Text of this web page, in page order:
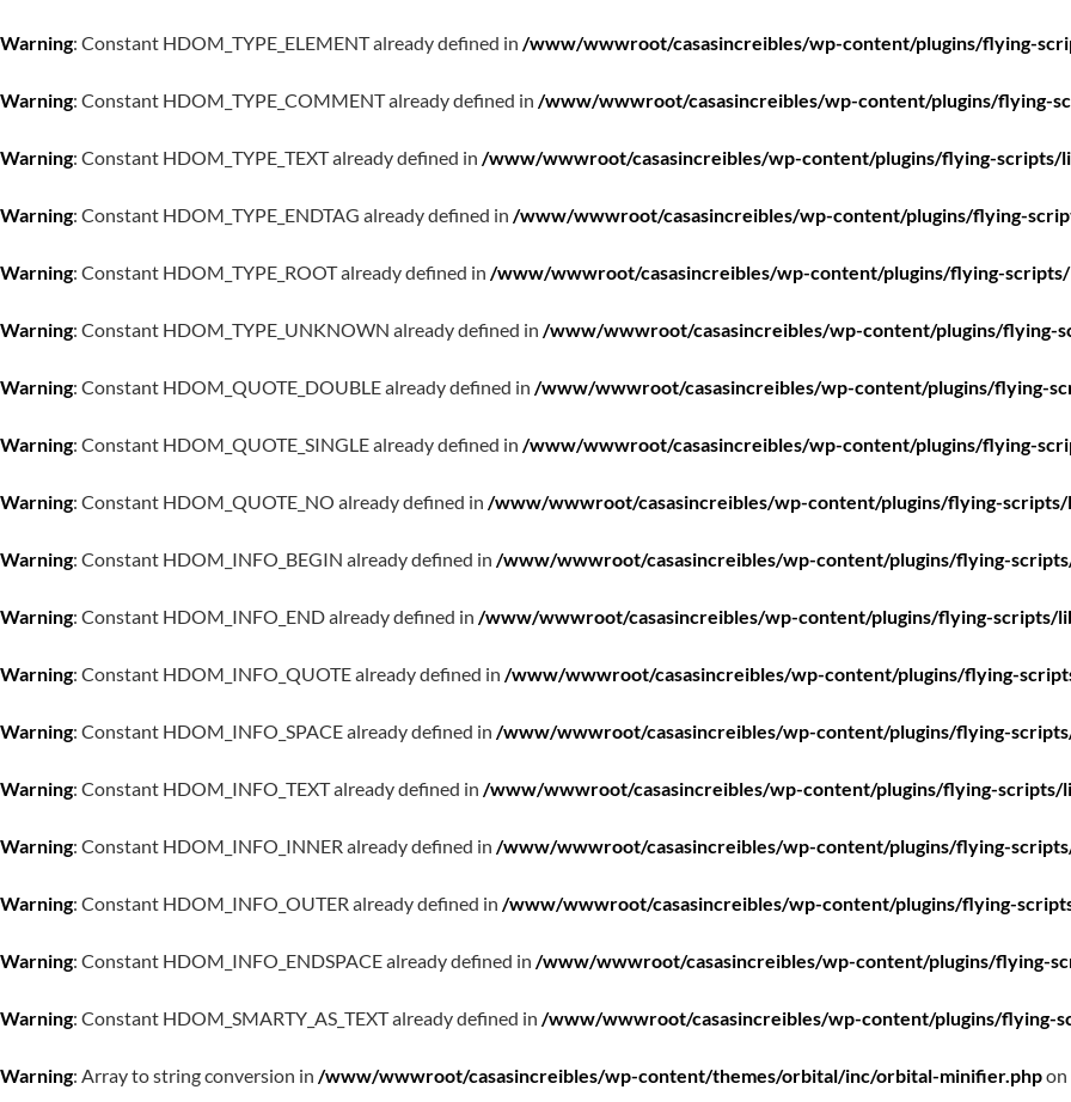
Warning: Constant HDOM_TYPE_ELEMENT already defined in /www/wwwroot/casasincreibles/wp-content/plugins/flying-
Warning: Constant HDOM_TYPE_COMMENT already defined in /www/wwwroot/casasincreibles/wp-content/plugins/flying-
Warning: Constant HDOM_TYPE_TEXT already defined in /www/wwwroot/casasincreibles/wp-content/plugins/flying-scripts/
Warning: Constant HDOM_TYPE_ENDTAG already defined in /www/wwwroot/casasincreibles/wp-content/plugins/flying-
Warning: Constant HDOM_TYPE_ROOT already defined in /www/wwwroot/casasincreibles/wp-content/plugins/flying-
Warning: Constant HDOM_TYPE_UNKNOWN already defined in /www/wwwroot/casasincreibles/wp-content/plugins/flying-
Warning: Constant HDOM_QUOTE_DOUBLE already defined in /www/wwwroot/casasincreibles/wp-content/plugins/flying-
Warning: Constant HDOM_QUOTE_SINGLE already defined in /www/wwwroot/casasincreibles/wp-content/plugins/flying-
Warning: Constant HDOM_QUOTE_NO already defined in /www/wwwroot/casasincreibles/wp-content/plugins/flying-scripts/
Warning: Constant HDOM_INFO_BEGIN already defined in /www/wwwroot/casasincreibles/wp-content/plugins/flying-
Warning: Constant HDOM_INFO_END already defined in /www/wwwroot/casasincreibles/wp-content/plugins/flying-scripts/
Warning: Constant HDOM_INFO_QUOTE already defined in /www/wwwroot/casasincreibles/wp-content/plugins/flying-
Warning: Constant HDOM_INFO_SPACE already defined in /www/wwwroot/casasincreibles/wp-content/plugins/flying-
Warning: Constant HDOM_INFO_TEXT already defined in /www/wwwroot/casasincreibles/wp-content/plugins/flying-scripts/
Warning: Constant HDOM_INFO_INNER already defined in /www/wwwroot/casasincreibles/wp-content/plugins/flying-
Warning: Constant HDOM_INFO_OUTER already defined in /www/wwwroot/casasincreibles/wp-content/plugins/flying-
Warning: Constant HDOM_INFO_ENDSPACE already defined in /www/wwwroot/casasincreibles/wp-content/plugins/flying-
Warning: Constant HDOM_SMARTY_AS_TEXT already defined in /www/wwwroot/casasincreibles/wp-content/plugins/flying-
Warning: Array to string conversion in /www/wwwroot/casasincreibles/wp-content/themes/orbital/inc/orbital-minifier.php